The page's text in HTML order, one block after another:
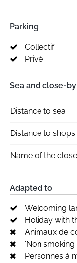
Parking
Collectif
Privé
Sea and close-
Distance to sea
Distance to shops
Name of the
Adapted to
Welcoming
Holiday with
Animaux de
'Non smoking
Personnes à